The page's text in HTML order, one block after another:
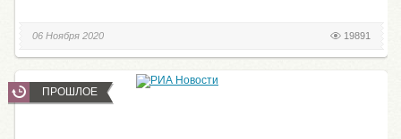
19891
06 Ноября 2020
ПРОШЛОЕ